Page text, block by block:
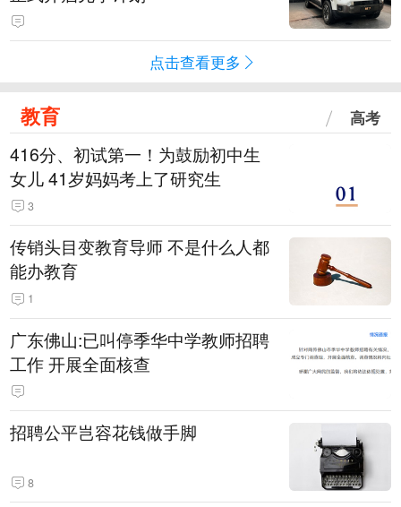
点击查看更多
教育 高考
416分、初试第一！为鼓励初中生
女儿 41岁妈妈考上了研究生
3
传销头目变教育导师 不是什么人都
能办教育
1
广东佛山:已叫停季华中学教师招聘
工作 开展全面核查
招聘公平岂容花钱做手脚
8